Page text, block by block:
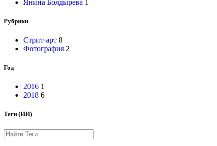
Янина Болдырева 1
Рубрики
Стрит-арт 8
Фотография 2
Год
2016 1
2018 6
Теги (ИИ)